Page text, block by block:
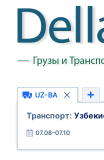
UZ-BA
Транспорт:
07.08–07.10